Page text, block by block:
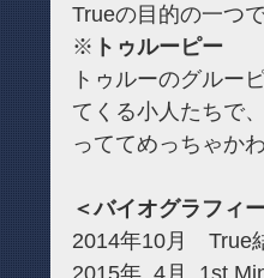
Trueの目的の一つ
※ トゥルーピー
トゥルーのグルー
てくる小人たちで
っててめっちゃか
＜バイオグラフィ
2014年10月 True